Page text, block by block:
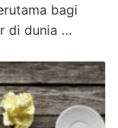
bagi
di dunia …